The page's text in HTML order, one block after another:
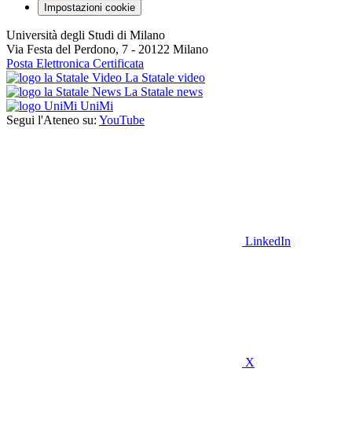
Impostazioni cookie
Università degli Studi di Milano
Via Festa del Perdono, 7 - 20122 Milano
Posta Elettronica Certificata
La Statale video
La Statale news
UniMi
Segui l'Ateneo su: YouTube
LinkedIn
X